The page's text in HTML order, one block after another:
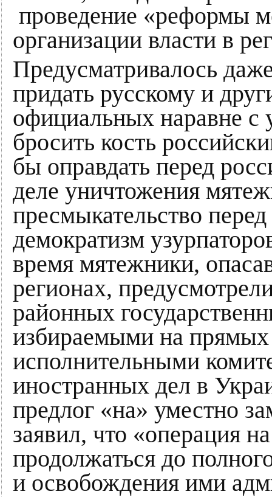
проведение «реформы
организации власти в
Предусматривалось
придать русскому и
официальных наравне
бросить кость
бы оправдать перед
деле уничтожения
пресмыкательство
демократизм
время мятежники,
регионах,
районных
избираемыми на
исполнительными
иностранных дел в
предлог «на» уместно
заявил, что «операция
продолжаться до
и освобождения ими